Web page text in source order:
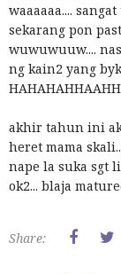
waaaaaa....
sekarang pon
wuwuwuuw....
ng kain2 yang
akhir tahun ini
heret mama
nape la suka sgt
ok2... blaja
Share: